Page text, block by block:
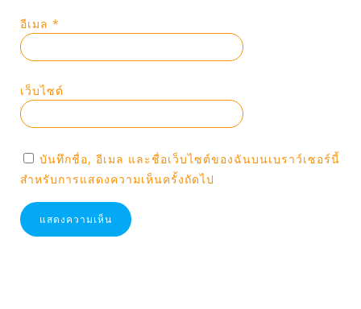
อีเมล *
เว็บไซต์
บันทึกชื่อ, อีเมล และชื่อเว็บไซต์ของฉันบนเบราว์เซอร์นี้
สำหรับการแสดงความเห็นครั้งถัดไป